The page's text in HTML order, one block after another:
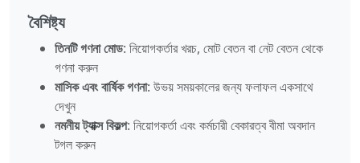
বৈশিষ্ট্য
তিনটি গণনা মোড: নিয়োগকর্তার খরচ, মোট বেতন বা নেট বেতন থেকে
গণনা করুন
মাসিক এবং বার্ষিক গণনা: উভয় সময়কালের জন্য ফলাফল একসাথে
দেখুন
নমনীয় ট্যাক্স বিকল্প: নিয়োগকর্তা এবং কর্মচারী বেকারত্ব বীমা অবদান
টগল করুন